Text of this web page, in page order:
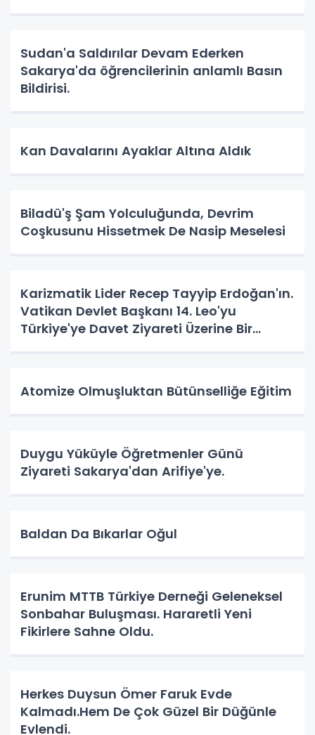
Sudan'a Saldırılar Devam Ederken
Sakarya'da öğrencilerinin anlamlı Basın
Bildirisi.
Kan Davalarını Ayaklar Altına Aldık
Biladü'ş Şam Yolculuğunda, Devrim
Coşkusunu Hissetmek De Nasip Meselesi
Karizmatik Lider Recep Tayyip Erdoğan'ın.
Vatikan Devlet Başkanı 14. Leo'yu
Türkiye'ye Davet Ziyareti Üzerine Bir
Atomize Olmuşluktan Bütünselliğe Eğitim
Duygu Yüküyle Öğretmenler Günü
Ziyareti Sakarya'dan Arifiye'ye.
Baldan Da Bıkarlar Oğul
Erunim MTTB Türkiye Derneği Geleneksel
Sonbahar Buluşması. Hararetli Yeni
Fikirlere Sahne Oldu.
Herkes Duysun Ömer Faruk Evde
Kalmadı.Hem De Çok Güzel Bir Düğünle
Evlendi.